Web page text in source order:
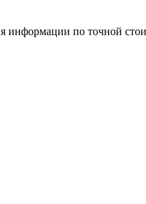
по точной